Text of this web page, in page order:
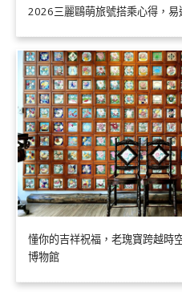
2026三麗鷗萌旅號搭乘心得，
懂你的吉祥祝福，老瑰寶跨越時
博物館